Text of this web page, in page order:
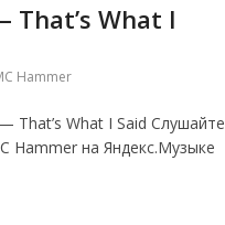
That’s What I
Hammer
That’s What I Said Слушайте
Hammer на Яндекс.Музыке